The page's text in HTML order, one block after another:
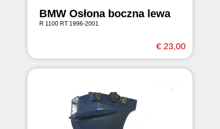
BMW Osłona boczna lewa
R 1100 RT 1996-2001
€ 23,00